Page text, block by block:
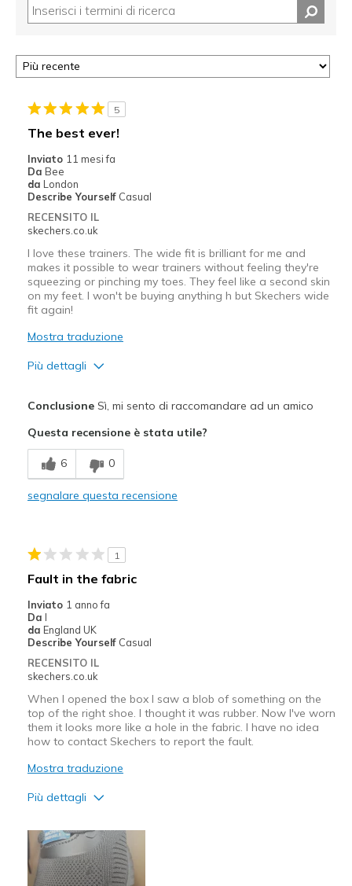
5
The best ever!
Inviato 11 mesi fa
Da Bee
da London
Describe Yourself Casual
RECENSITO IL
skechers.co.uk
I love these trainers. The wide fit is brilliant for me and
makes it possible to wear trainers without feeling they're
squeezing or pinching my toes. They feel like a second skin
on my feet. I won't be buying anything h but Skechers wide
fit again!
Mostra traduzione
Più dettagli
Breathe Well
Comfortable
Wide fit! Says it all
Migliori Utilizzi:
Casual Wear
Travel
Width
Feels true to width
Sizing
Feels true to size
ConclusioneSì, mi sento di raccomandare ad un amico
Questa recensione è stata utile?
6 0
segnalare questa recensione
1
Fault in the fabric
Inviato 1 anno fa
Da I
da England UK
Describe Yourself Casual
RECENSITO IL
skechers.co.uk
When I opened the box I saw a blob of something on the
top of the right shoe. I thought it was rubber. Now I've worn
them it looks more like a hole in the fabric. I have no idea
how to contact Skechers to report the fault.
Mostra traduzione
Più dettagli
Fault in the fabric